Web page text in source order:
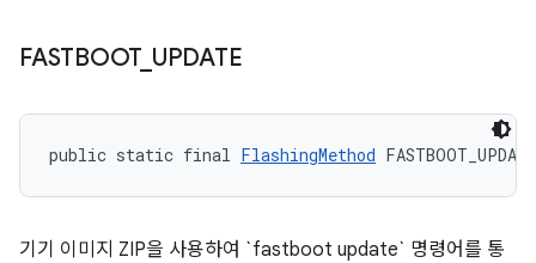
FASTBOOT_ UPDATE
public static final FlashingMethod FASTBOOT_UPDATE
기기 이미지 ZIP을 사용하여 `fastboot update` 명령어를 통